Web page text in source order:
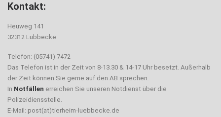
Kontakt:
Heuweg 141
32312 Lübbecke
Telefon: (05741) 7472
Das Telefon ist in der Zeit von 8-13.30 & 14-17 Uhr besetzt. Außerhalb
der Zeit können Sie gerne auf den AB sprechen.
In Notfällen erreichen Sie unseren Notdienst über die
Polizeidiensstelle.
E-Mail: post(at)tierheim-luebbecke.de